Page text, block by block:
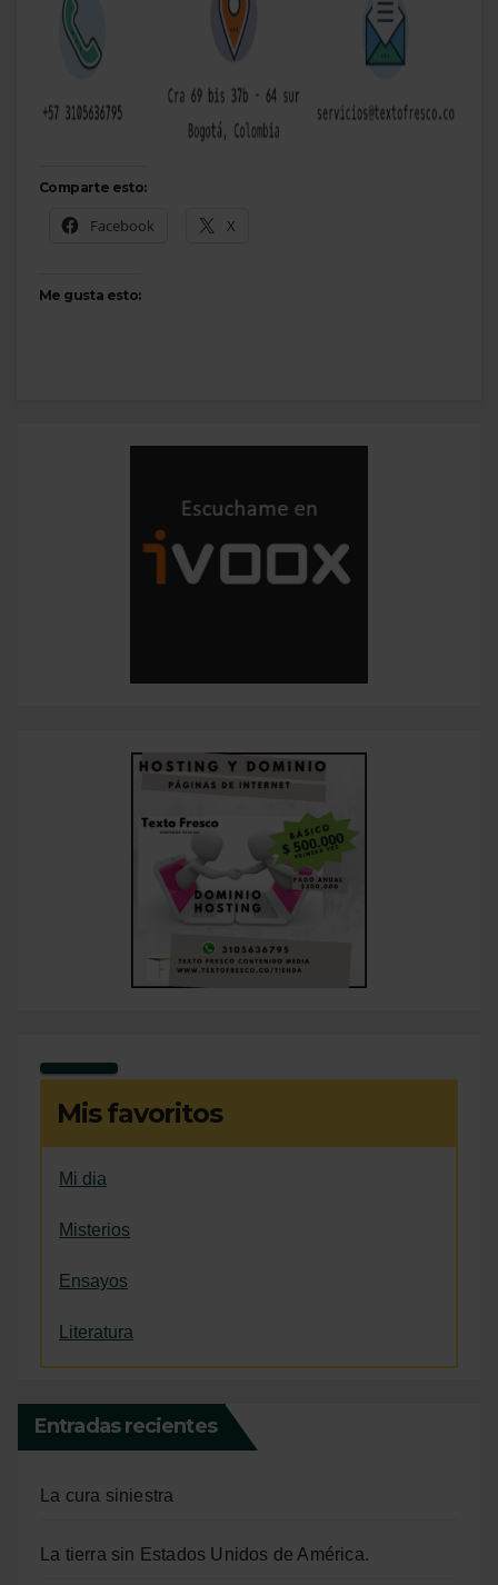
Comparte esto:
Facebook X
Me gusta esto:
Mis favoritos
Mi dia
Misterios
Ensayos
Literatura
Entradas recientes
La cura siniestra
La tierra sin Estados Unidos de América.